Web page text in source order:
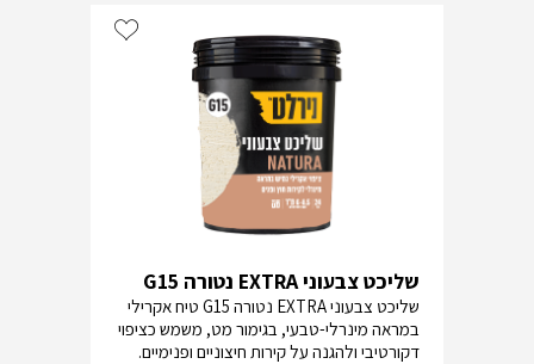
שליכט צבעוני EXTRA נטורה G15
שליכט צבעוני EXTRA נטורה G15 טיח אקרילי
במראה מינרלי-טבעי, בגימור מט, משמש כציפוי
דקורטיבי ולהגנה על קירות חיצוניים ופנימיים.